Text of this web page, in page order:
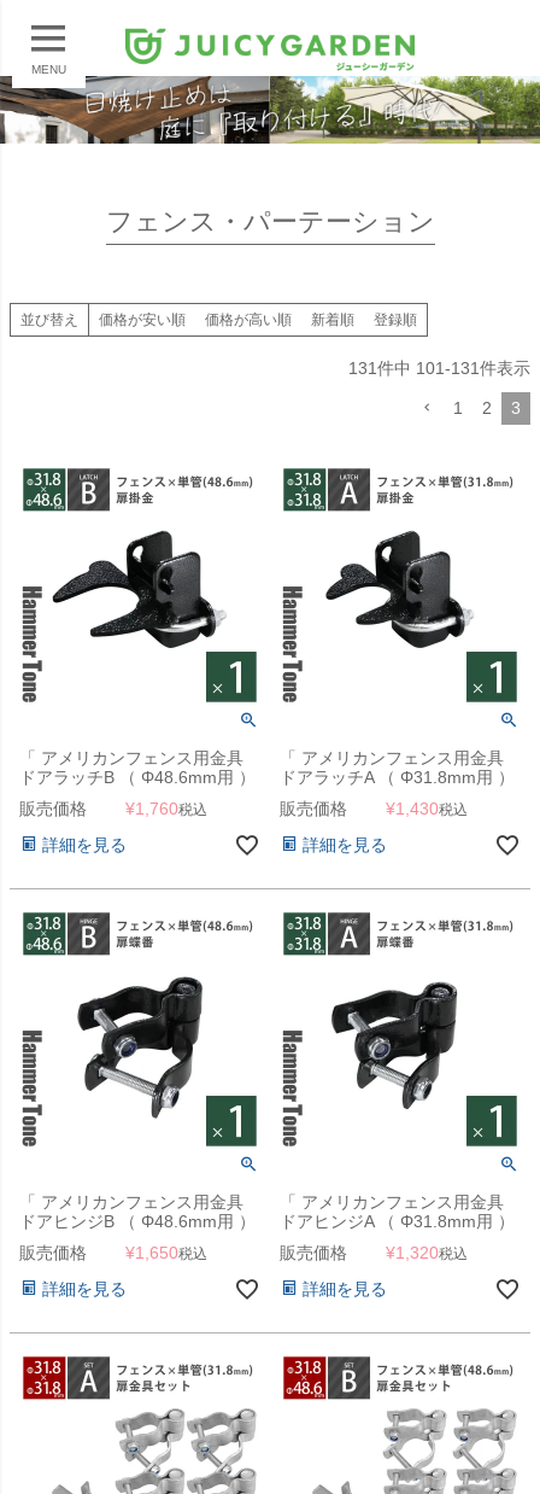
MENU
フェンス・パーテーション
並び替え 価格が安い順 価格が高い順 新着順 登録順
131件中 101-131件表示
1 2 3
「 アメリカンフェンス用金具
ドアラッチB （ Φ48.6mm用 ）
ハンマートーンブラック 」【南
京錠・錠前ロック可能】
販売価格 ¥1,760税込
詳細を見る
「 アメリカンフェンス用金具
ドアラッチA （ Φ31.8mm用 ）
ハンマートーンブラック 」【南
京錠・錠前ロック可能】
販売価格 ¥1,430税込
詳細を見る
「 アメリカンフェンス用金具
ドアヒンジB （ Φ48.6mm用 ）
ハンマートーンブラック 」
販売価格 ¥1,650税込
詳細を見る
「 アメリカンフェンス用金具
ドアヒンジA （ Φ31.8mm用 ）
ハンマートーンブラック 」
販売価格 ¥1,320税込
詳細を見る